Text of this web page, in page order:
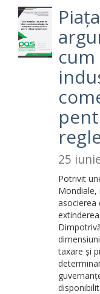
25
Potrivit
Mondiale,
asocierea
taxare și